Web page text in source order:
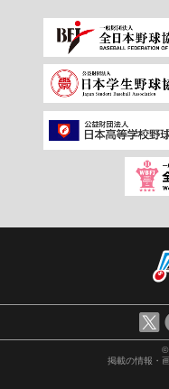
©
掲載の情報・